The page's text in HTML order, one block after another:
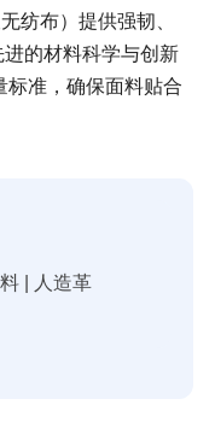
纺布）提供强韧、
的材料科学与创新
准，确保面料贴合
| 人造革